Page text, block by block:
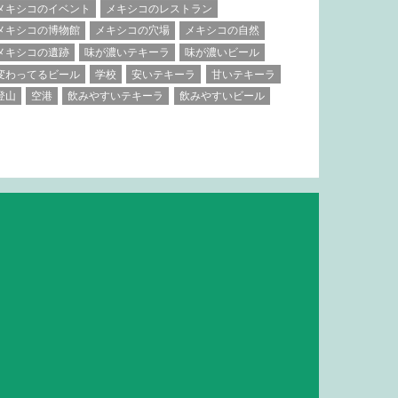
キシコのイベント
メキシコのレストラン
キシコの博物館
メキシコの穴場
メキシコの自然
キシコの遺跡
味が濃いテキーラ
味が濃いビール
わってるビール
学校 安いテキーラ
甘いテキーラ
山
空港 飲みやすいテキーラ 飲みやすいビール